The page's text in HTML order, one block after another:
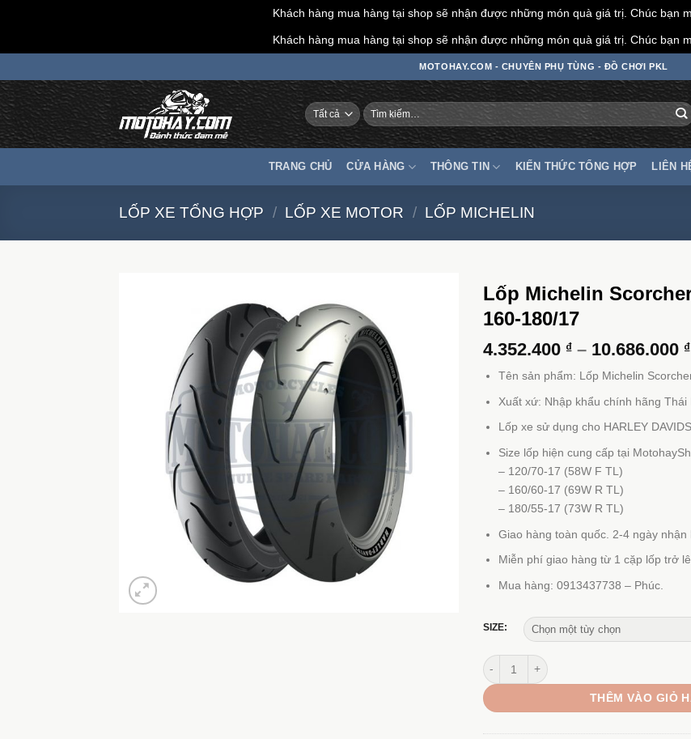
Khách hàng mua hàng tại shop sẽ nhận được những món quà giá trị. Chúc bạn
Khách hàng mua hàng tại shop sẽ nhận được những món quà giá trị. Chúc bạn
đến
nội
dung
MOTOHAY.COM - CHUYÊN PHỤ TÙNG - ĐỒ CHƠI PKL
Tìm
kiếm:
TRANG CHỦ CỬA HÀNG THÔNG TIN KIẾN THỨC TỔNG HỢP LIÊN
LỐP XE TỔNG HỢP / LỐP XE MOTOR / LỐP MICHELIN
Lốp Michelin
160-180/17
4.352.400 ₫ – 10.686.000 ₫
Tên sản phẩm: Lốp Michelin
Xuất xứ: Nhập khẩu chính hãng Thái
Lốp xe sử dụng cho HARLEY
Size lốp hiện cung cấp tại
– 120/70-17 (58W F TL)
– 160/60-17 (69W R TL)
– 180/55-17 (73W R TL)
Giao hàng toàn quốc. 2-4 ngày nhận
Miễn phí giao hàng từ 1 cặp lốp trở
Mua hàng: 0913437738 – Phúc.
SIZE:
Lốp Michelin Scorcher Sport 120-160-
THÊM VÀO GIỎ